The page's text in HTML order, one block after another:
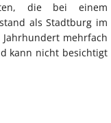
die bei einem
als Stadtburg im
mehrfach
kann nicht besichtigt